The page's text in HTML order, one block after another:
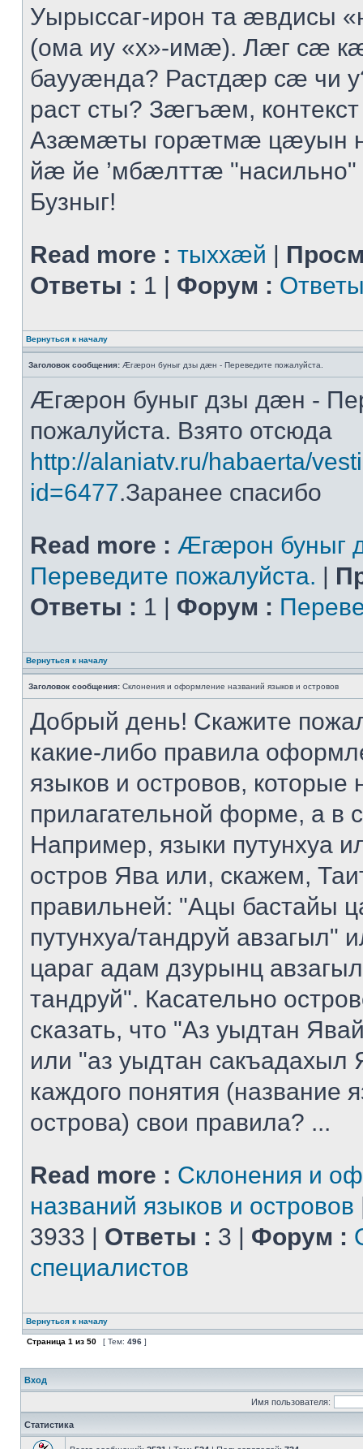
Уырыссаг-ирон та ӕвдисы
(ома иу «х»-имӕ). Лӕг сӕ
баууӕнда? Растдӕр сӕ чи
раст сты? Зӕгъӕм,
Азӕмӕты горӕтмӕ
йӕ йе ’мбӕлттӕ "насильно"
Бузныг!
Read more : тыххӕй |
Ответы : 1 | Форум :
Вернуться к началу
Заголовок сообщения: Æгæрон буныг дзы дæн - Переведите пожалуйста.
Æгæрон буныг дзы дæн -
пожалуйста. Взято отсюда
http://alaniatv.ru/habaerta/
id=6477.Заранее спасибо
Read more : Æгæрон буныг
Переведите пожалуйста. |
Ответы : 1 | Форум :
Вернуться к началу
Заголовок сообщения: Склонения и оформление названий языков и островов
Добрый день! Скажите
какие-либо правила
языков и островов, которые
прилагательной форме, а в
Например, языки путунхуа
остров Ява или, скажем,
правильней: "Ацы бастайы
путунхуа/тандруй авзагыл"
цараг адам дзурынц
тандруй". Касательно
сказать, что "Аз уыдтан
или "аз уыдтан сакъадахыл
каждого понятия (название
острова) свои правила? ...
Read more : Склонения и
названий языков и островов
3933 | Ответы : 3 | Форум :
специалистов
Вернуться к началу
Страница 1 из 50 [ Тем: 496 ]
Вход
Имя пользователя:
Статистика